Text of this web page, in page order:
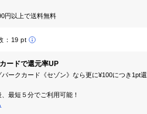
円以上で送料無料
： 19 pt
ードで還元率UP
ークカード《セゾン》なら更に¥100につき1pt還
最短５分でご利用可能！